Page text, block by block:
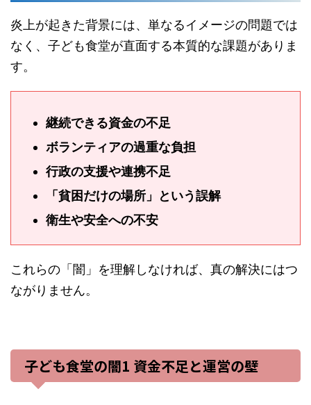
炎上が起きた背景には、単なるイメージの問題では
なく、子ども食堂が直面する本質的な課題がありま
す。
継続できる資金の不足
ボランティアの過重な負担
行政の支援や連携不足
「貧困だけの場所」という誤解
衛生や安全への不安
これらの「闇」を理解しなければ、真の解決にはつ
ながりません。
子ども食堂の闇1 資金不足と運営の壁